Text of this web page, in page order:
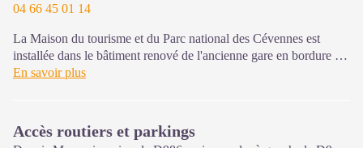
04 66 45 01 14
La Maison du tourisme et du Parc national des Cévennes est
installée dans le bâtiment renové de l'ancienne gare en bordure de
la N106. C'est un espace , d’accueil, d'information et de
de l'office de tourisme et du Parc.
Une expo interactive présente le Parc national des Cévennes et
En savoir plus
Accès routiers et parkings